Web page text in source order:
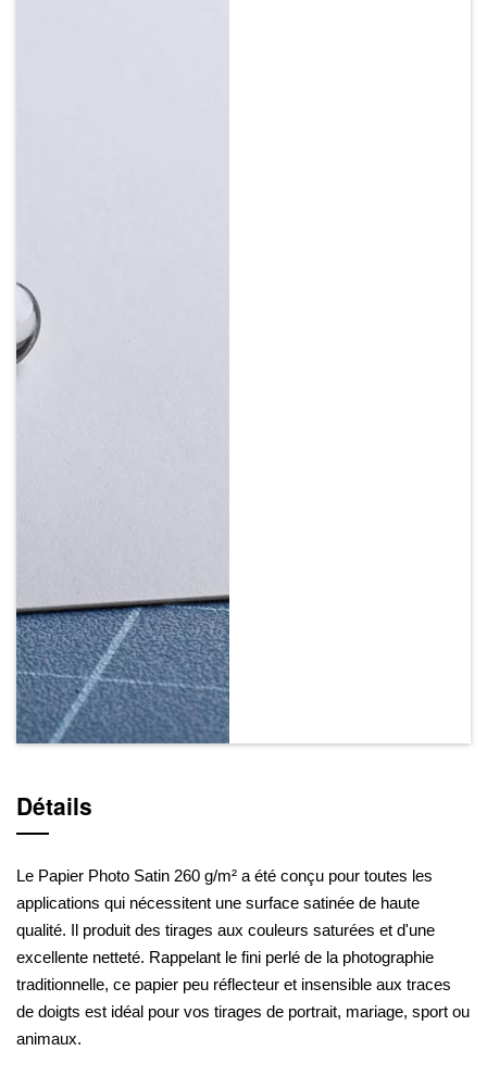
Détails
Le Papier Photo Satin 260 g/m² a été conçu pour toutes les
applications qui nécessitent une surface satinée de haute
qualité. Il produit des tirages aux couleurs saturées et d'une
excellente netteté. Rappelant le fini perlé de la photographie
traditionnelle, ce papier peu réflecteur et insensible aux traces
de doigts est idéal pour vos tirages de portrait, mariage, sport ou
animaux.